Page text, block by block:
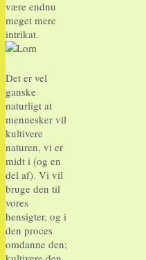
være endnu
meget mere
intrikat.
Det er vel
ganske
naturligt at
mennesker vil
kultivere
naturen, vi er
midt i (og en
del af). Vi vil
bruge den til
vores
hensigter, og i
den proces
omdanne den;